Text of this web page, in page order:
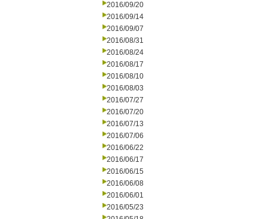
2016/09/20
2016/09/14
2016/09/07
2016/08/31
2016/08/24
2016/08/17
2016/08/10
2016/08/03
2016/07/27
2016/07/20
2016/07/13
2016/07/06
2016/06/22
2016/06/17
2016/06/15
2016/06/08
2016/06/01
2016/05/23